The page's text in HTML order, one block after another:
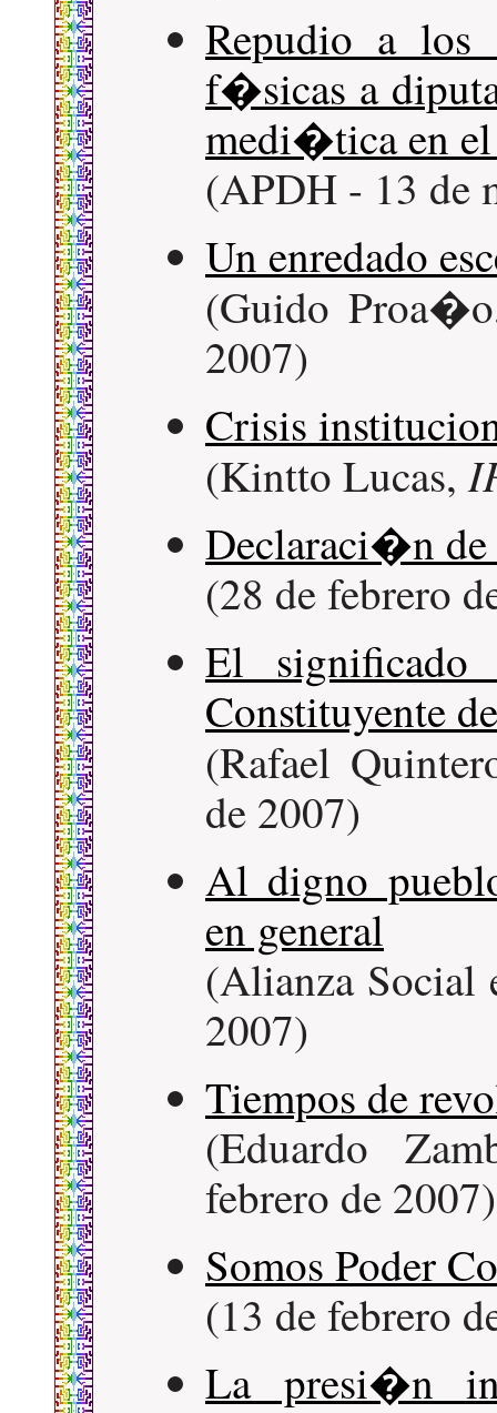
Repudio a los
f�sicas a
medi�tica en
(APDH - 13 de
Un enredado
(Guido
2007)
Crisis
(Kintto Lucas,
Declaraci�n de
(28 de febrero
El significado
Constituyente
(Rafael
de 2007)
Al digno
en general
(Alianza Social
2007)
Tiempos de
(Eduardo
febrero de 2007)
Somos Poder
(13 de febrero
La presi�n